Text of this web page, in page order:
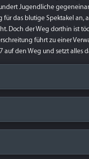
Jugendliche
für das blutige Spektakel
Doch der Weg dorthin ist
führt zu einer
auf den Weg und setzt alles